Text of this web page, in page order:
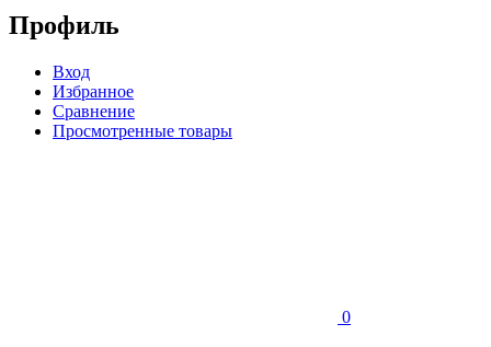
Профиль
Вход
Избранное
Сравнение
Просмотренные товары
0